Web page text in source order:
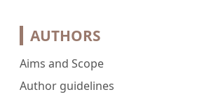
AUTHORS
Aims and Scope
Author guidelines